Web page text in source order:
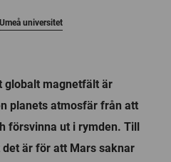
Umeå universitet
globalt magnetfält är
planets atmosfär från att
försvinna ut i rymden. Till
är för att Mars saknar